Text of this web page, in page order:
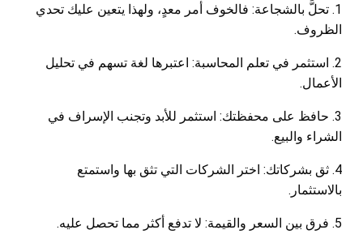
1. تحلَّ بالشجاعة: فالخوف أمر معدٍ، ولهذا يتعين عليك تحدي
الظروف.
2. استثمر في تعلم المحاسبة: اعتبرها لغة تسهم في تحليل
الأعمال.
3. حافظ على محفظتك: استثمر للأبد وتجنب الإسراف في
الشراء والبيع.
4. ثق بشركاتك: اختر الشركات التي تثق بها واستمتع
بالاستثمار.
5. فرق بين السعر والقيمة: لا تدفع أكثر مما تحصل عليه.